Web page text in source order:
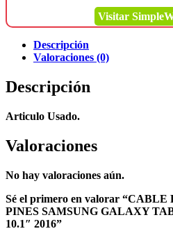
Visitar
Descripción
Valoraciones (0)
Descripción
Articulo Usado.
Valoraciones
No hay valoraciones aún.
Sé el primero en valorar
PINES SAMSUNG GALAXY
10.1″ 2016”